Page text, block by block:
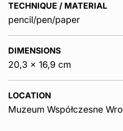
TECHNIQUE / MATERIAL
pencil/pen/paper
DIMENSIONS
20,3 x 16,9 cm
LOCATION
Muzeum Współczesne